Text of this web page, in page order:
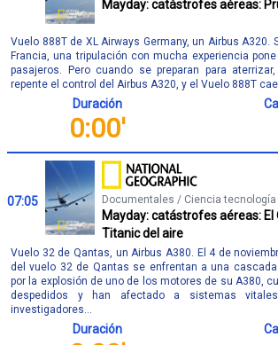
Mayday: catástrofes aéreas:
Vuelo 888T de XL Airways Germany, un Airbus A320.
Francia, una tripulación con mucha experiencia
pasajeros. Pero cuando se preparan para
repente el control del Airbus A320, y el Vuelo 888T
Duración
0:00'
07:05 Documentales / Ciencia tecnología
Mayday: catástrofes aéreas: El
Titanic del aire
Vuelo 32 de Qantas, un Airbus A380. El 4 de
del vuelo 32 de Qantas se enfrentan a una
por la explosión de uno de los motores de su A380,
despedidos y han afectado a sistemas
investigadores...
Duración